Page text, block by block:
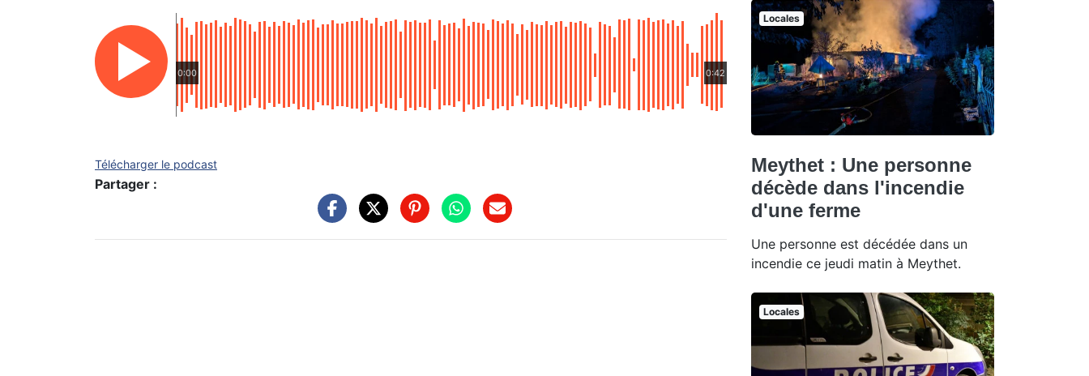
0:00 0:42
Télécharger le podcast
Partager :
Locales
Meythet : Une personne
décède dans l'incendie
d'une ferme
Une personne est décédée dans un
incendie ce jeudi matin à Meythet.
Locales